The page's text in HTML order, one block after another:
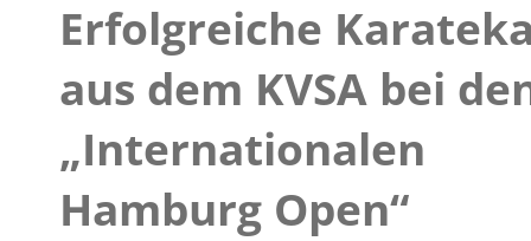
Erfolgreiche
aus dem KVSA bei
„Internationalen
Hamburg Open“